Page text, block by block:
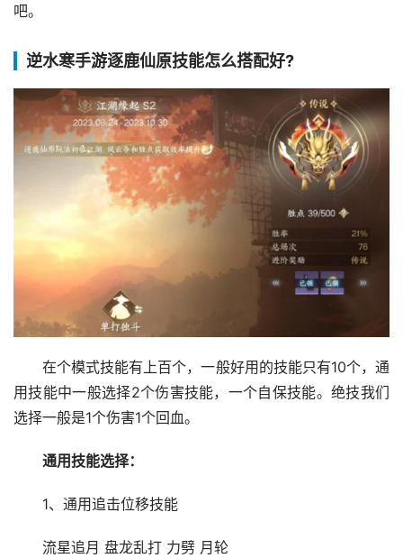
吧。
逆水寒手游逐鹿仙原技能怎么搭配好?
在个模式技能有上百个，一般好用的技能只有10个，通
用技能中一般选择2个伤害技能，一个自保技能。绝技我们
选择一般是1个伤害1个回血。
通用技能选择：
1、通用追击位移技能
流星追月 盘龙乱打 力劈 月轮